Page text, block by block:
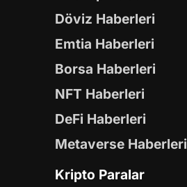
Döviz Haberleri
Emtia Haberleri
Borsa Haberleri
NFT Haberleri
DeFi Haberleri
Metaverse Haberleri
Kripto Paralar